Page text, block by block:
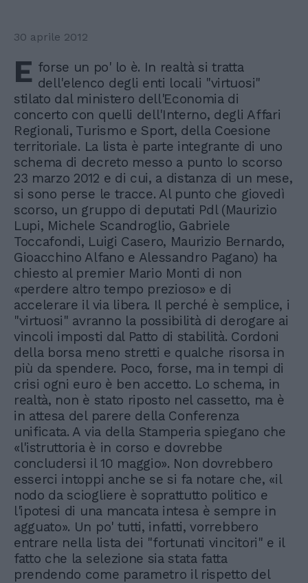
30 aprile 2012
E forse un po' lo è. In realtà si tratta
dell'elenco degli enti locali "virtuosi"
stilato dal ministero dell'Economia di
concerto con quelli dell'Interno, degli Affari
Regionali, Turismo e Sport, della Coesione
territoriale. La lista è parte integrante di uno
schema di decreto messo a punto lo scorso
23 marzo 2012 e di cui, a distanza di un mese,
si sono perse le tracce. Al punto che giovedì
scorso, un gruppo di deputati Pdl (Maurizio
Lupi, Michele Scandroglio, Gabriele
Toccafondi, Luigi Casero, Maurizio Bernardo,
Gioacchino Alfano e Alessandro Pagano) ha
chiesto al premier Mario Monti di non
«perdere altro tempo prezioso» e di
accelerare il via libera. Il perché è semplice, i
"virtuosi" avranno la possibilità di derogare ai
vincoli imposti dal Patto di stabilità. Cordoni
della borsa meno stretti e qualche risorsa in
più da spendere. Poco, forse, ma in tempi di
crisi ogni euro è ben accetto. Lo schema, in
realtà, non è stato riposto nel cassetto, ma è
in attesa del parere della Conferenza
unificata. A via della Stamperia spiegano che
«l'istruttoria è in corso e dovrebbe
concludersi il 10 maggio». Non dovrebbero
esserci intoppi anche se si fa notare che, «il
nodo da sciogliere è soprattutto politico e
l'ipotesi di una mancata intesa è sempre in
agguato». Un po' tutti, infatti, vorrebbero
entrare nella lista dei "fortunati vincitori" e il
fatto che la selezione sia stata fatta
prendendo come parametro il rispetto del